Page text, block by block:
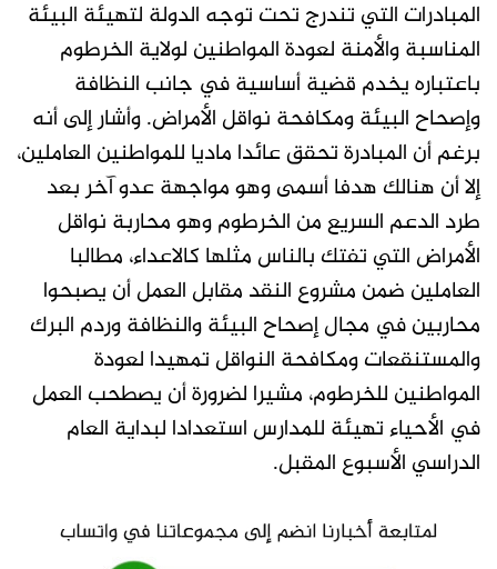
المبادرات التي تندرج تحت توجه الدولة لتهيئة البيئة
المناسبة والأمنة لعودة المواطنين لولاية الخرطوم
باعتباره يخدم قضية أساسية في جانب النظافة
وإصحاح البيئة ومكافحة نواقل الأمراض. وأشار إلى أنه
برغم أن المبادرة تحقق عائدا ماديا للمواطنين العاملين،
إلا أن هنالك هدفا أسمى وهو مواجهة عدو آخر بعد
طرد الدعم السريع من الخرطوم وهو محاربة نواقل
الأمراض التي تفتك بالناس مثلها كالاعداء، مطالبا
العاملين ضمن مشروع النقد مقابل العمل أن يصبحوا
محاربين في مجال إصحاح البيئة والنظافة وردم البرك
والمستنقعات ومكافحة النواقل تمهيدا لعودة
المواطنين للخرطوم، مشيرا لضرورة أن يصطحب العمل
في الأحياء تهيئة للمدارس استعدادا لبداية العام
الدراسي الأسبوع المقبل.